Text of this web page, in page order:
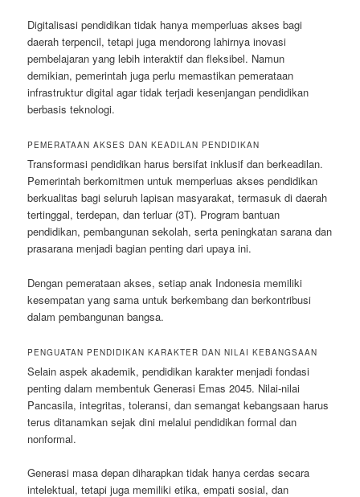
Digitalisasi pendidikan tidak hanya memperluas akses bagi
daerah terpencil, tetapi juga mendorong lahirnya inovasi
pembelajaran yang lebih interaktif dan fleksibel. Namun
demikian, pemerintah juga perlu memastikan pemerataan
infrastruktur digital agar tidak terjadi kesenjangan pendidikan
berbasis teknologi.
PEMERATAAN AKSES DAN KEADILAN PENDIDIKAN
Transformasi pendidikan harus bersifat inklusif dan berkeadilan.
Pemerintah berkomitmen untuk memperluas akses pendidikan
berkualitas bagi seluruh lapisan masyarakat, termasuk di daerah
tertinggal, terdepan, dan terluar (3T). Program bantuan
pendidikan, pembangunan sekolah, serta peningkatan sarana dan
prasarana menjadi bagian penting dari upaya ini.
Dengan pemerataan akses, setiap anak Indonesia memiliki
kesempatan yang sama untuk berkembang dan berkontribusi
dalam pembangunan bangsa.
PENGUATAN PENDIDIKAN KARAKTER DAN NILAI KEBANGSAAN
Selain aspek akademik, pendidikan karakter menjadi fondasi
penting dalam membentuk Generasi Emas 2045. Nilai-nilai
Pancasila, integritas, toleransi, dan semangat kebangsaan harus
terus ditanamkan sejak dini melalui pendidikan formal dan
nonformal.
Generasi masa depan diharapkan tidak hanya cerdas secara
intelektual, tetapi juga memiliki etika, empati sosial, dan